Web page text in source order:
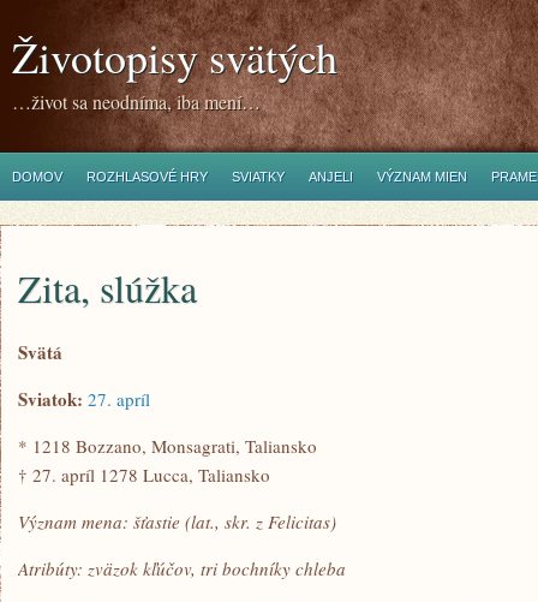
Životopisy svätých
…život sa neodníma, iba mení…
DOMOV ROZHLASOVÉ HRY SVIATKY ANJELI VÝZNAM MIEN
Zita, slúžka
Svätá
Sviatok: 27. apríl
* 1218 Bozzano, Monsagrati, Taliansko
† 27. apríl 1278 Lucca, Taliansko
Význam mena: šťastie (lat., skr. z Felicitas)
Atribúty: zväzok kľúčov, tri bochníky chleba